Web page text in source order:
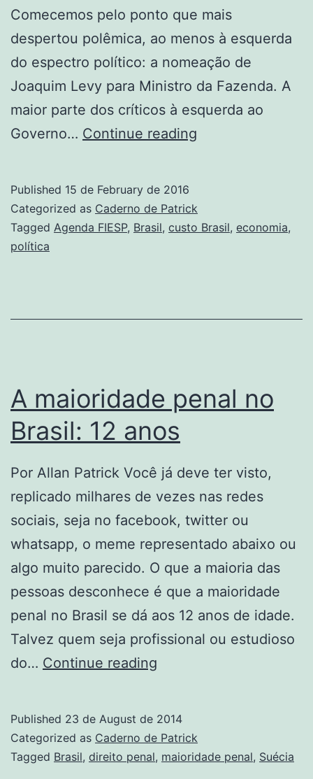
Comecemos pelo ponto que mais
despertou polêmica, ao menos à esquerda
do espectro político: a nomeação de
Joaquim Levy para Ministro da Fazenda. A
maior parte dos críticos à esquerda ao
Governo… Continue reading
Governo
Dilma
Published 15 de February de 2016
Categorized as Caderno de Patrick
Tagged Agenda FIESP, Brasil, custo Brasil, economia,
política
A maioridade penal no
Brasil: 12 anos
Por Allan Patrick Você já deve ter visto,
replicado milhares de vezes nas redes
sociais, seja no facebook, twitter ou
whatsapp, o meme representado abaixo ou
algo muito parecido. O que a maioria das
pessoas desconhece é que a maioridade
penal no Brasil se dá aos 12 anos de idade.
Talvez quem seja profissional ou estudioso
do… Continue reading
no
Brasil:
Published 23 de August de 2014
Categorized as Caderno de Patrick
Tagged Brasil, direito penal, maioridade penal, Suécia